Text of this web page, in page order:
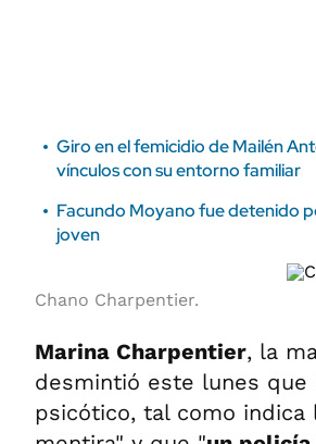
Giro en el femicidio de Mailén
vínculos con su entorno familiar
Facundo Moyano fue detenido
joven
Chano Charpentier.
Marina Charpentier, la
desmintió este lunes
psicótico, tal como